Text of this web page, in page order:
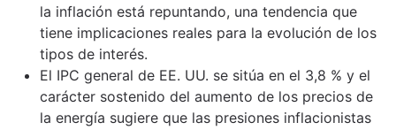
la inflación está repuntando, una tendencia que
tiene implicaciones reales para la evolución de los
tipos de interés.
El IPC general de EE. UU. se sitúa en el 3,8 % y el
carácter sostenido del aumento de los precios de
la energía sugiere que las presiones inflacionistas